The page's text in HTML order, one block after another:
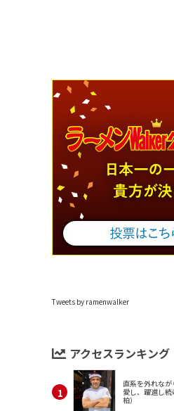
Tweets by ramenwalker
アクセスランキング
直系を外れな
愛し、躍進し続
柏）